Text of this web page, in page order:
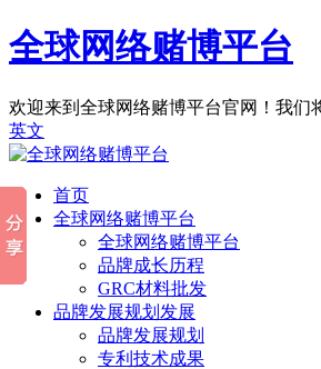
全球网络赌博平台
欢迎来到全球网络赌博平台官网！我们
英文
首页
全球网络赌博平台
全球网络赌博平台
品牌成长历程
GRC材料批发
品牌发展规划发展
品牌发展规划
专利技术成果